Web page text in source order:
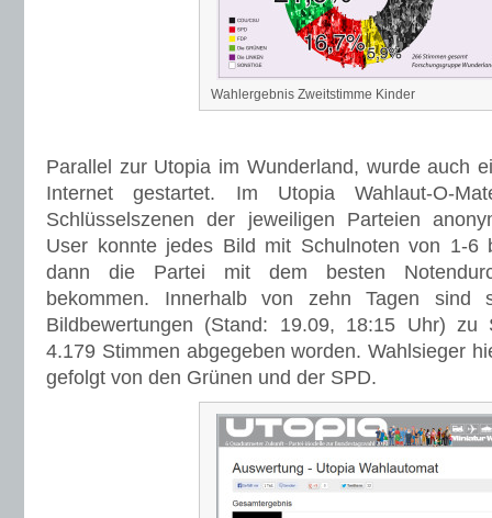
Wahlergebnis Zweitstimme Kinder
Parallel zur Utopia im Wunderland, wurde auch
Internet gestartet. Im Utopia Wahlaut-O-
Schlüsselszenen der jeweiligen Parteien
User konnte jedes Bild mit Schulnoten von 1-6
dann die Partei mit dem besten
bekommen. Innerhalb von zehn Tagen sind
Bildbewertungen (Stand: 19.09, 18:15 Uhr) zu
4.179 Stimmen abgegeben worden. Wahlsieger
gefolgt von den Grünen und der SPD.